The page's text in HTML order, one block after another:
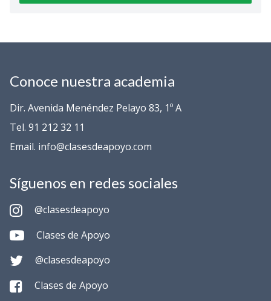
Conoce nuestra academia
Dir. Avenida Menéndez Pelayo 83, 1º A
Tel. 91 212 32 11
Email. info@clasesdeapoyo.com
Síguenos en redes sociales
@clasesdeapoyo
Clases de Apoyo
@clasesdeapoyo
Clases de Apoyo